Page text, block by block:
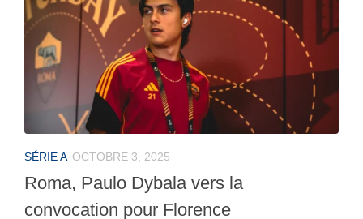
SÉRIE A OCTOBRE 3, 2025
Roma, Paulo Dybala vers la
convocation pour Florence